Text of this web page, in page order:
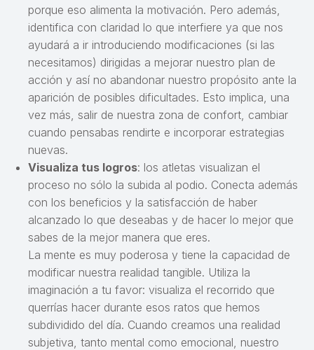
porque eso alimenta la motivación. Pero además,
identifica con claridad lo que interfiere ya que nos
ayudará a ir introduciendo modificaciones (si las
necesitamos) dirigidas a mejorar nuestro plan de
acción y así no abandonar nuestro propósito ante la
aparición de posibles dificultades. Esto implica, una
vez más, salir de nuestra zona de confort, cambiar
cuando pensabas rendirte e incorporar estrategias
nuevas.
Visualiza tus logros: los atletas visualizan el
proceso no sólo la subida al podio. Conecta además
con los beneficios y la satisfacción de haber
alcanzado lo que deseabas y de hacer lo mejor que
sabes de la mejor manera que eres.
La mente es muy poderosa y tiene la capacidad de
modificar nuestra realidad tangible. Utiliza la
imaginación a tu favor: visualiza el recorrido que
querrías hacer durante esos ratos que hemos
subdividido del día. Cuando creamos una realidad
subjetiva, tanto mental como emocional, nuestro